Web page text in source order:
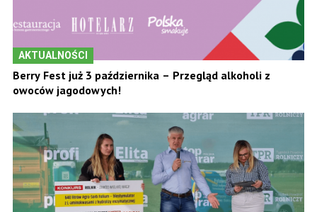
AKTUALNOŚCI
Berry Fest już 3 października – Przegląd alkoholi z
owoców jagodowych!